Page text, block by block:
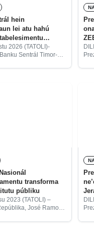
hein
lei atu hahú
2026 (TATOLI)-
Sentrál Timor-
transforma
públiku
2023 (TATOLI) –
José Ramos